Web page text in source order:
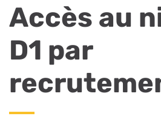
Accès au
D1 par